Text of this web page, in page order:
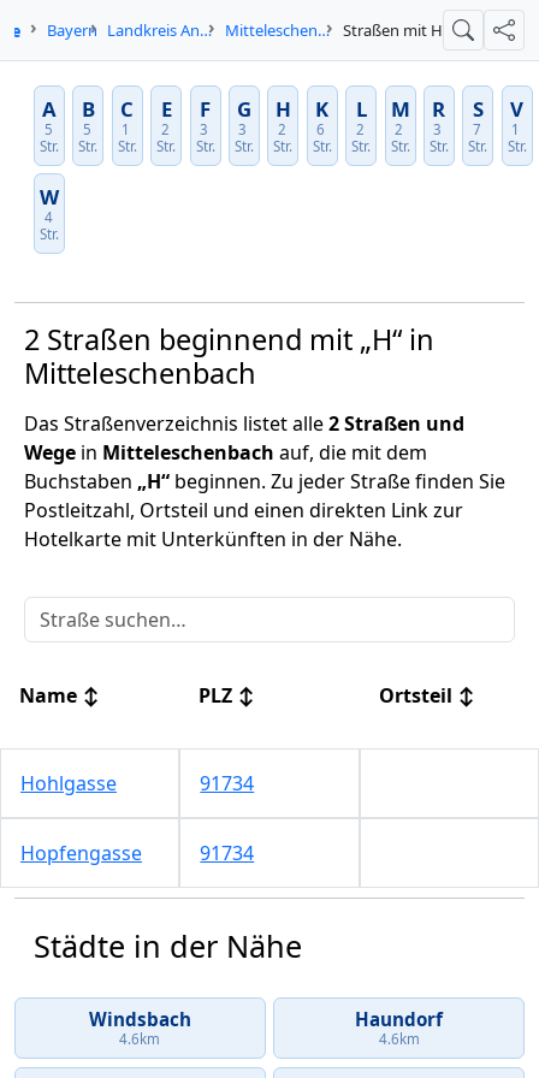
Bayern Landkreis Ansbach Mitteleschenbach Straßen mit H Suche
A
5
Str.
B
5
Str.
C
1
Str.
E
2
Str.
F
3
Str.
G
3
Str.
H
2
Str.
K
6
Str.
L
2
Str.
M
2
Str.
R
3
Str.
S
7
Str.
V
1
Str.
W
4
Str.
2 Straßen beginnend mit „H“ in
Mitteleschenbach
Das Straßenverzeichnis listet alle2 Straßen und
Wege in Mitteleschenbach auf, die mit dem
Buchstaben „H“ beginnen. Zu jeder Straße finden Sie
Postleitzahl, Ortsteil und einen direkten Link zur
Hotelkarte mit Unterkünften in der Nähe.
Name ↕ PLZ ↕ Ortsteil ↕
Hohlgasse 91734
Hopfengasse 91734
Städte in der Nähe
Windsbach
4.6km
Haundorf
4.6km